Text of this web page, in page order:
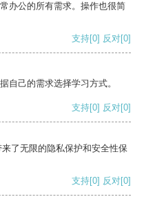
办公的所有需求。操作也很简
支持[0] 反对[0]
自己的需求选择学习方式。
支持[0] 反对[0]
了无限的隐私保护和安全性保
支持[0] 反对[0]